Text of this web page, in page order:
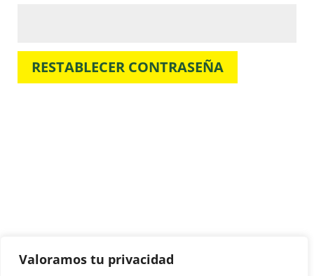
Valoramos tu privacidad
RESTABLECER CONTRASEÑA